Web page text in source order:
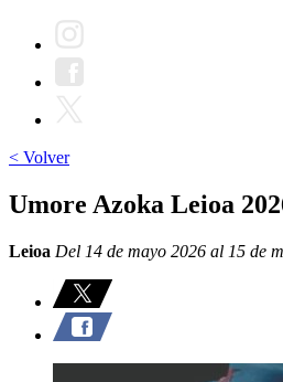
< Volver
Umore Azoka Leioa
Leioa Del 14 de mayo 2026 al 15 de